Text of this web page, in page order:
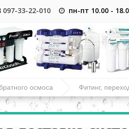
097-33-22-010 пн-пт 10.00 -
осмоса Фитинг,
020B